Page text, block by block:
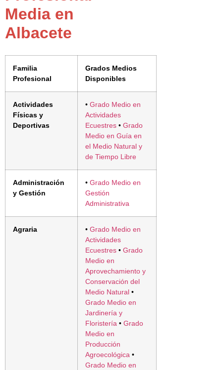
Media en
Albacete
Familia
Profesional
Grados Medios
Disponibles
Actividades
Físicas y
Deportivas
• Grado Medio en
Actividades
Ecuestres • Grado
Medio en Guía en
el Medio Natural y
de Tiempo Libre
Administración
y Gestión
• Grado Medio en
Gestión
Administrativa
Agraria • Grado Medio en
Actividades
Ecuestres • Grado
Medio en
Aprovechamiento y
Conservación del
Medio Natural •
Grado Medio en
Jardinería y
Floristería • Grado
Medio en
Producción
Agroecológica •
Grado Medio en